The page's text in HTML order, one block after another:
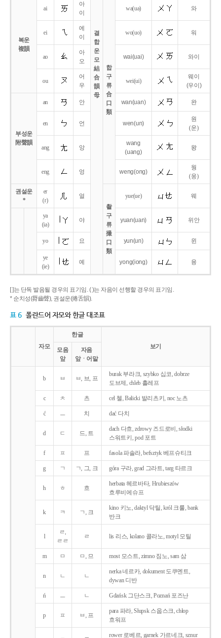
결
합
운
모
結
合
韻
母
복운
複韻
ai
아
이
합
구
류
合
口
類
wa(ua) 와
ei
에
이
wo(uo) 워
ao
아
오
wai(uai) 와이
ou
어
우
wei(ui)
웨이
(우이)
부성운
附聲韻
an 안 wan(uan) 완
en 언 wen(un)
원
(운)
ang 앙
wang
(uang)
왕
eng 엉 weng(ong)
웡
(웅)
권설운
*
er
(r)
얼
촬
구
류
撮
口
類
yue(ue) 웨
ya
(ia)
야 yuan(uan) 위안
yo 요 yun(un) 윈
ye
(ie)
예 yong(iong) 융
[ ]는 단독 발음될 경우의 표기임. ( )는 자음이 선행할 경우의 표기임.
* 순치성(脣齒聲), 권설운(捲舌韻).
표 6 폴란드어 자모와 한글 대조표
자모
한글
보기
모음
앞
자음
앞ㆍ어말
b ㅂ ㅂ, 브, 프
burak 부라크, szybko 십코, dobrze
도브제, chleb 흘레프
c ㅊ 츠 cel 첼, Balicki 발리츠키, noc 노츠
ć ㅡ 치 dać 다치
d ㄷ 드, 트
dach 다흐, zdrowy 즈드로비, słodki
스워트키, pod 포트
f ㅍ 프 fasola 파솔라, befsztyk 베프슈티크
g ㄱ ㄱ, 그, 크 góra 구라, grad 그라트, targ 타르크
h ㅎ 흐
herbata 헤르바타, Hrubieszów
흐루비에슈프
k ㅋ ㄱ, 크
kino 키노, daktyl 닥틸, król 크룰, bank
반크
l
ㄹ,
ㄹㄹ
ㄹ lis 리스, kolano 콜라노, motyl 모틸
m ㅁ ㅁ, 므 most 모스트, zimno 짐노, sam 삼
n ㄴ ㄴ
nerka 네르카, dokument 도쿠멘트,
dywan 디반
ń ㅡ ㄴ Gdańsk 그단스크, Poznań 포즈난
p ㅍ ㅂ, 프
para 파라, Słupsk 스웁스크, chłop
흐워프
rower 로베르, garnek 가르네크, sznur